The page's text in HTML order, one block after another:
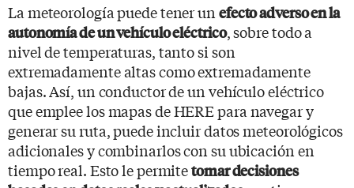
La meteorología puede tener un efecto adverso en la
autonomía de un vehículo eléctrico, sobre todo a
nivel de temperaturas, tanto si son
extremadamente altas como extremadamente
bajas. Así, un conductor de un vehículo eléctrico
que emplee los mapas de HERE para navegar y
generar su ruta, puede incluir datos meteorológicos
adicionales y combinarlos con su ubicación en
tiempo real. Esto le permitetomar decisiones